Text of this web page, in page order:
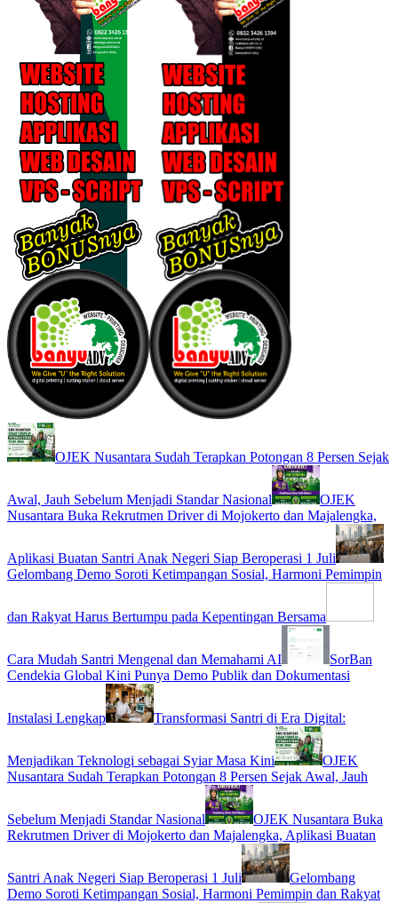
OJEK Nusantara Sudah Terapkan Potongan 8 Persen Sejak
Awal, Jauh Sebelum Menjadi Standar Nasional
OJEK
Nusantara Buka Rekrutmen Driver di Mojokerto dan Majalengka,
Aplikasi Buatan Santri Anak Negeri Siap Beroperasi 1 Juli
Gelombang Demo Soroti Ketimpangan Sosial, Harmoni Pemimpin
dan Rakyat Harus Bertumpu pada Kepentingan Bersama
Cara Mudah Santri Mengenal dan Memahami AI
SorBan
Cendekia Global Kini Punya Demo Publik dan Dokumentasi
Instalasi Lengkap Transformasi Santri di Era Digital:
Menjadikan Teknologi sebagai Syiar Masa Kini
OJEK
Nusantara Sudah Terapkan Potongan 8 Persen Sejak Awal, Jauh
Sebelum Menjadi Standar Nasional
OJEK Nusantara Buka
Rekrutmen Driver di Mojokerto dan Majalengka, Aplikasi Buatan
Santri Anak Negeri Siap Beroperasi 1 Juli
Gelombang
Demo Soroti Ketimpangan Sosial, Harmoni Pemimpin dan Rakyat